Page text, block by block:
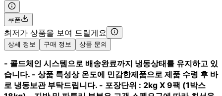
쿠폰
최저가 상품을 보여 드릴게요
상세 정보 구매 정보 상품 문의
- 콜드체인 시스템으로 배송완료까지 냉동상태를 유지하고 있
습니다. - 상품 특성상 온도에 민감한제품으로 제품 수령 후 바
로 냉동보관 부탁드립니다. - 포장단위 : 2kg X 9팩 (1박스